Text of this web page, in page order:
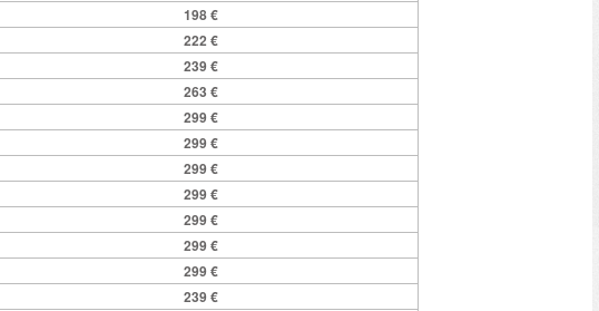
198 €
222 €
239 €
263 €
299 €
299 €
299 €
299 €
299 €
299 €
299 €
239 €